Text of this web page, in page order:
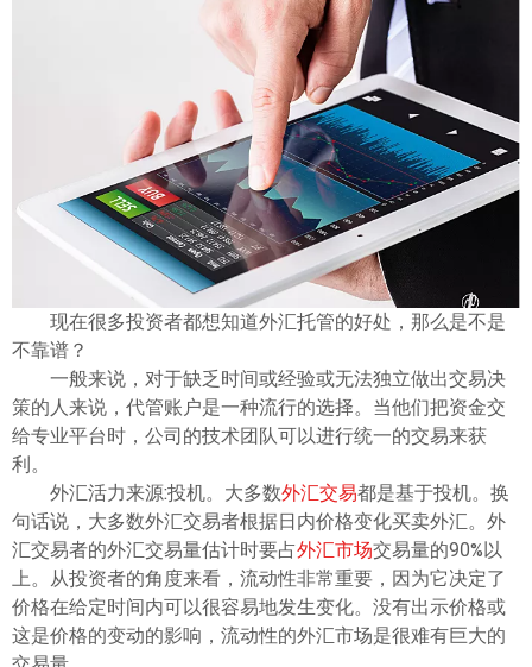
现在很多投资者都想知道外汇托管的好处，那么是不是
不靠谱？
一般来说，对于缺乏时间或经验或无法独立做出交易决
策的人来说，代管账户是一种流行的选择。当他们把资金交
给专业平台时，公司的技术团队可以进行统一的交易来获
利。
外汇活力来源:投机。大多数外汇交易都是基于投机。换
句话说，大多数外汇交易者根据日内价格变化买卖外汇。外
汇交易者的外汇交易量估计时要占外汇市场交易量的90%以
上。从投资者的角度来看，流动性非常重要，因为它决定了
价格在给定时间内可以很容易地发生变化。没有出示价格或
这是价格的变动的影响，流动性的外汇市场是很难有巨大的